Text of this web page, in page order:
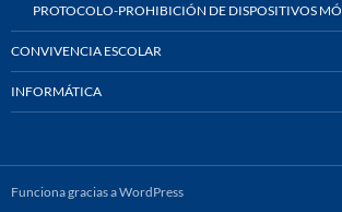
PROTOCOLO-PROHIBICIÓN DE DISPOSITIVOS
CONVIVENCIA ESCOLAR
INFORMÁTICA
Funciona gracias a WordPress